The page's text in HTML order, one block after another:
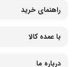
راهنمای خرید
با عمده کالا
درباره ما